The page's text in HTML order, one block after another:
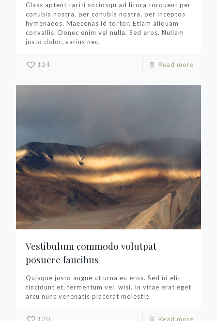
Class aptent taciti sociosqu ad litora torquent per
conubia nostra, per conubia nostra, per inceptos
hymenaeos. Maecenas id tortor. Etiam aliquam
convallis. Donec enim vel nulla. Sed eros. Nullam
justo dolor, varius nec.
124 Read more
Vestibulum commodo volutpat
posuere faucibus
Quisque justo augue ut urna eu eros. Sed id elit
tincidunt et, fermentum vel, wisi. In vitae erat eget
arcu nunc venenatis placerat molestie.
120 Read more